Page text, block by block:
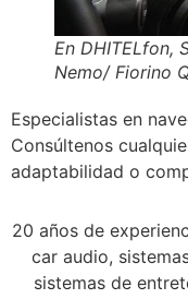
En DHITELfon,
Nemo/ Fiorino
Especialistas en
Consúltenos
adaptabilidad o
20 años de
car audio,
sistemas de